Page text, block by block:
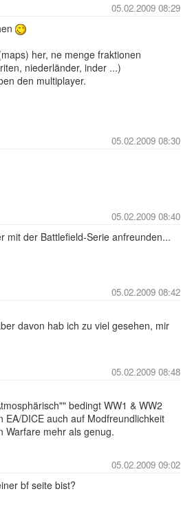
05.02.2009 08:29
her, ne menge fraktionen
niederländer, inder ...)
den multiplayer.
05.02.2009 08:30
05.02.2009 08:40
mit der Battlefield-Serie anfreunden...
05.02.2009 08:42
davon hab ich zu viel gesehen, mir
05.02.2009 08:48
bedingt WW1 & WW2
DICE auch auf Modfreundlichkeit
Warfare mehr als genug.
05.02.2009 09:02
bf seite bist?